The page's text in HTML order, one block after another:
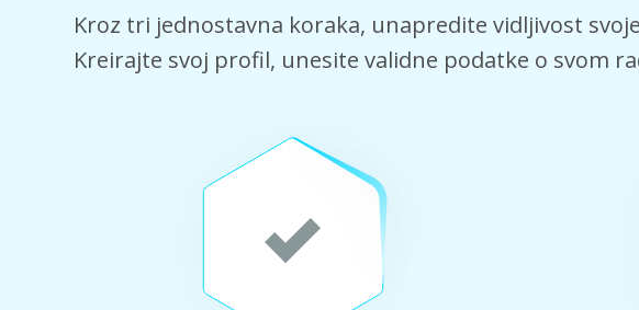
Kroz tri jednostavna koraka, unapredite vidljivost
Kreirajte svoj profil, unesite validne podatke o svom